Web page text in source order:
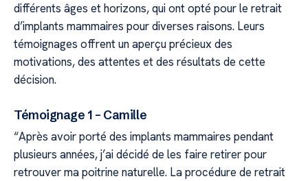
différents âges et horizons, qui ont opté pour le retrait
d’implants mammaires pour diverses raisons. Leurs
témoignages offrent un aperçu précieux des
motivations, des attentes et des résultats de cette
décision.
Témoignage 1 – Camille
“Après avoir porté des implants mammaires pendant
plusieurs années, j’ai décidé de les faire retirer pour
retrouver ma poitrine naturelle. La procédure de retrait